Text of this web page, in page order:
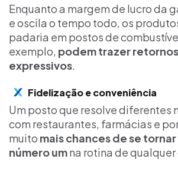
Enquanto a margem de lucro da
e oscila o tempo todo, os
padaria em postos de
exemplo, podem trazer
expressivos.
Fidelização e conveniência
Um posto que resolve diferentes
com restaurantes, farmácias e
muito mais chances de se
número umna rotina de